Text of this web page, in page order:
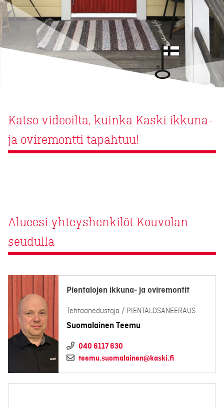
Katso videoilta, kuinka Kaski ikkuna-
ja oviremontti tapahtuu!
Alueesi yhteyshenkilöt Kouvolan
seudulla
Pientalojen ikkuna- ja oviremontit
Tehtaanedustaja / PIENTALOSANEERAUS
Suomalainen Teemu
040 6117 630
teemu.suomalainen@kaski.fi